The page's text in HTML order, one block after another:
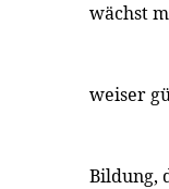
wächst
weiser
Bildung,